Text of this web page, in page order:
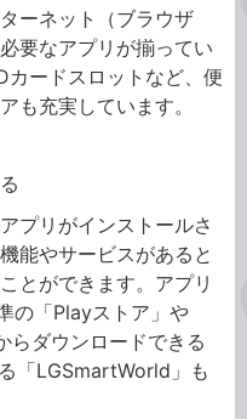
ーネット（ブラウザ
要なアプリが揃ってい
ードスロットなど、便
も充実しています。
プリがインストールさ
能やサービスがあると
とができます。アプリ
の「Playストア」や
らダウンロードできる
「LGSmartWorld」も